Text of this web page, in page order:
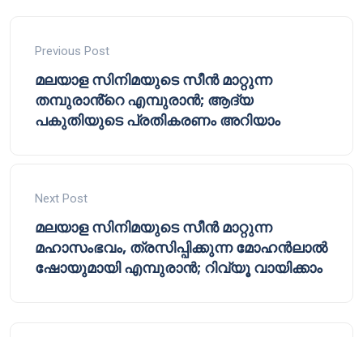
Previous Post
മലയാള സിനിമയുടെ സീൻ മാറ്റുന്ന
തമ്പുരാൻ്റെ എമ്പുരാൻ; ആദ്യ
പകുതിയുടെ പ്രതികരണം അറിയാം
Next Post
മലയാള സിനിമയുടെ സീൻ മാറ്റുന്ന
മഹാസംഭവം, ത്രസിപ്പിക്കുന്ന മോഹൻലാൽ
ഷോയുമായി എമ്പുരാൻ; റിവ്യൂ വായിക്കാം